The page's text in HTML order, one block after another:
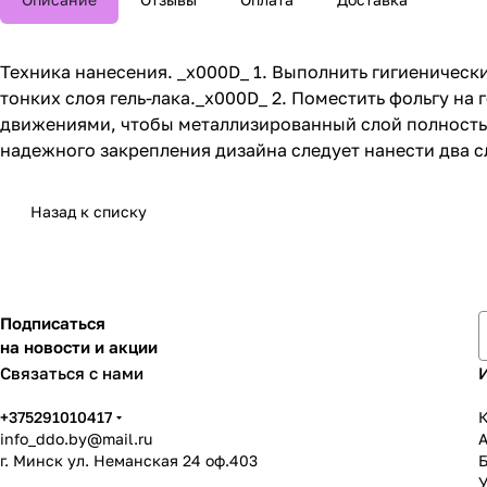
Техника нанесения. _x000D_ 1. Выполнить
тонких слоя гель-лака._x000D_ 2. Поместить фольгу
движениями, чтобы металлизированный слой
надежного закрепления дизайна следует нанести два
Назад к списку
Подписаться
на новости и акции
Связаться с нами
+375291010417
info_ddo.by@mail.ru
г. Минск ул. Неманская 24 оф.403